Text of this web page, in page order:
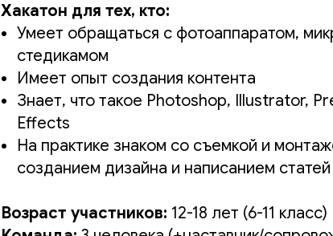
Хакатон для тех, кто:
Умеет обращаться с фотоаппаратом,
стедикамом
Имеет опыт создания контента
Знает, что такое Photoshop, Illustrator,
Effects
На практике знаком со съемкой и
созданием дизайна и написанием статей
Возраст участников: 12-18 лет (6-11 класс)